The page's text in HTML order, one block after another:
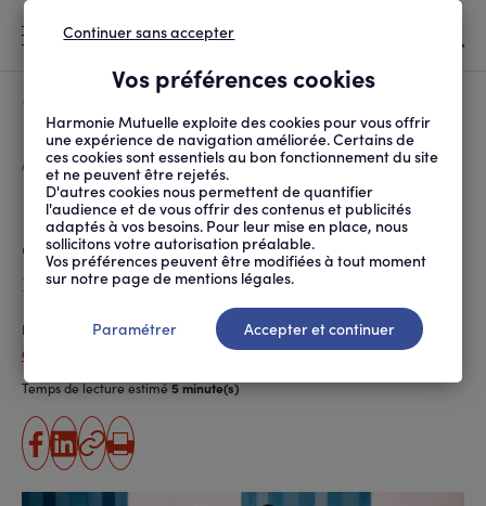
D'ARIANE
ACCUEIL SOCIÉTÉ INITIATIVES SOLIDAIRES BIGFLO ET OLI : « LA...
Bigflo et Oli : « La solidarité,
c’est un truc que l’on a en nous
»
Publié le 06.05.2019
Cécile Fratellini
Temps de lecture estimé5 minute(s)
partager
sur
partager
sur
Copier
l'URL
Imprimer
Vos préférences cookies
Harmonie Mutuelle exploite des cookies pour vous offrir
une expérience de navigation améliorée. Certains de
ces cookies sont essentiels au bon fonctionnement du site
et ne peuvent être rejetés.
D'autres cookies nous permettent de quantifier
l'audience et de vous offrir des contenus et publicités
adaptés à vos besoins. Pour leur mise en place, nous
sollicitons votre autorisation préalable.
Vos préférences peuvent être modifiées à tout moment
sur notre page de mentions légales.
Continuer sans accepter
Paramétrer Accepter et continuer